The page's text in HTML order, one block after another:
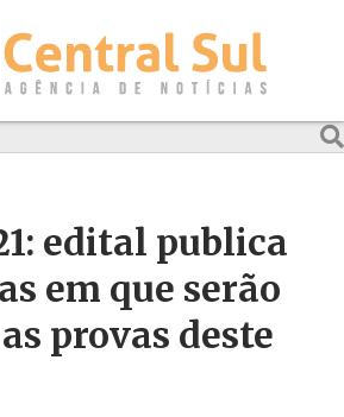
edital publica
em que serão
provas deste